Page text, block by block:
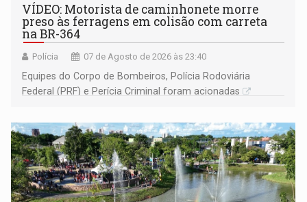
VÍDEO: Motorista de caminhonete morre
preso às ferragens em colisão com carreta
na BR-364
Polícia 07 de Agosto de 2026 às 23:40
Equipes do Corpo de Bombeiros, Polícia Rodoviária
Federal (PRF) e Perícia Criminal foram acionadas